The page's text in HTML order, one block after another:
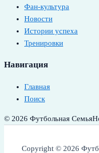
Фан-культура
Новости
Истории успеха
Тренировки
Навигация
Главная
Поиск
© 2026 Футбольная Семья
Copyright © 2026